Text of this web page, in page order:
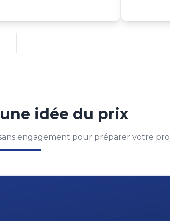
idée du prix
engagement pour préparer votre